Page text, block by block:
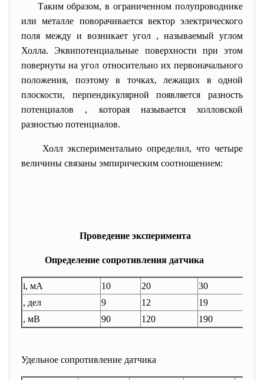
Таким образом, в ограниченном полупроводнике
или металле поворачивается вектор электрического
поля между и возникает угол , называемый углом
Холла. Эквипотенциальные поверхности при этом
повернуты на угол относительно их первоначального
положения, поэтому в точках, лежащих в одной
плоскости, перпендикулярной появляется разность
потенциалов , которая называется холловской
разностью потенциалов.
Холл экспериментально определил, что четыре
величины связаны эмпирическим соотношением:
Проведение эксперимента
Определение сопротивления датчика
i, мА 10 20 30
, дел
9 12 19
, мВ
90 120 190
Удельное сопротивление датчика